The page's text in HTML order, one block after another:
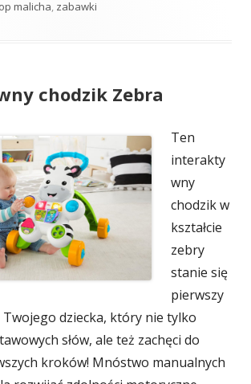
malicha, zabawki
chodzik Zebra
Ten
interakty
wny
chodzik w
kształcie
zebry
stanie się
pierwszy
Twojego dziecka, który nie tylko
słów, ale też zachęci do
kroków! Mnóstwo manualnych